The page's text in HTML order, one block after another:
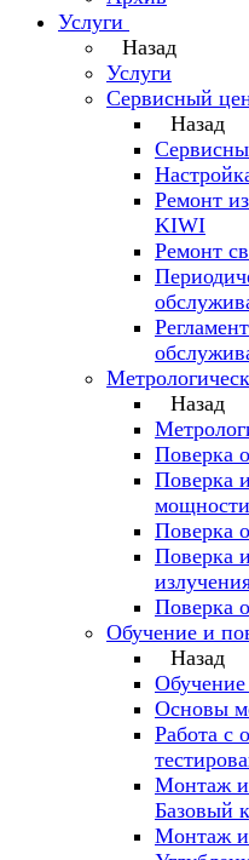
Услуги
Назад
Услуги
Сервисный
Назад
Ремонт
KIWI
Ремонт
Назад
Поверка
Поверка
мощности
Поверка
Поверка
Поверка
Обучение и
Назад
Основы
Работа с
Монтаж
Базовый
Монтаж